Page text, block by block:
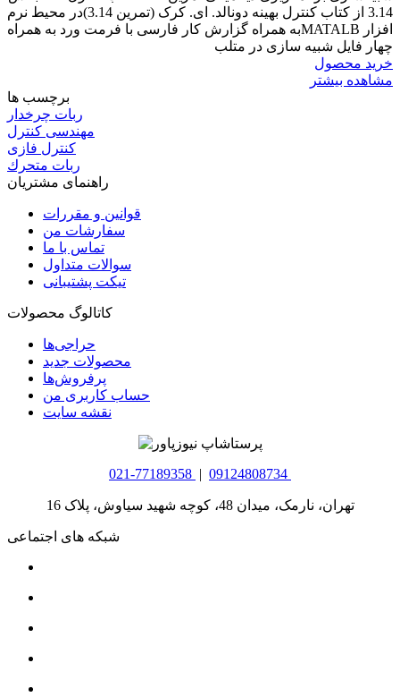
3.14 از کتاب کنترل بهینه دونالد. ای. کرک (تمرین 3.14)در محیط نرم
افزار MATALBبه همراه گزارش کار فارسی با فرمت ورد به همراه
چهار فایل شبیه سازی در متلب
خرید محصول
مشاهده بیشتر
برچسب ها
ربات چرخدار
مهندسی کنترل
کنترل فازی
ربات متحرك
راهنمای مشتریان
قوانین و مقررات
سفارشات من
تماس با ما
سوالات متداول
تیکت پشتیبانی
کاتالوگ محصولات
حراجی‌ها
محصولات جدید
پرفروش‌ها
حساب کاربری من
نقشه سایت
021-77189358 | 09124808734
تهران، نارمک، میدان 48، کوچه شهید سیاوش، پلاک 16
شبکه های اجتماعی